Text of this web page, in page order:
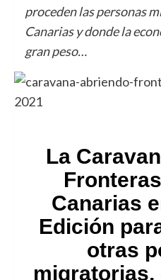
proceden las personas
Canarias y donde la
gran peso…
La
Canarias
Edición
otras